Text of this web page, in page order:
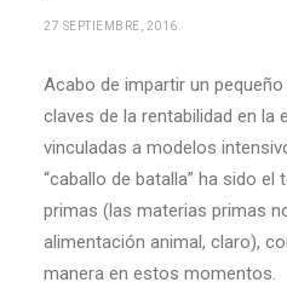
27 SEPTIEMBRE, 2016
Acabo de impartir un
claves de la rentabilidad en la
vinculadas a modelos
“caballo de batalla” ha sido el
primas (las materias primas
alimentación animal, claro),
manera en estos momentos.